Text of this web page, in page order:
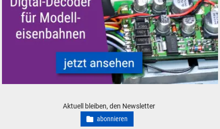
Aktuell bleiben, den Newsletter
abonnieren